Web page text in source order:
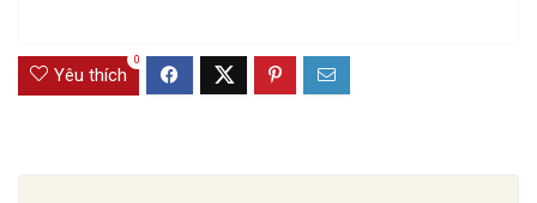
Yêu thích
0